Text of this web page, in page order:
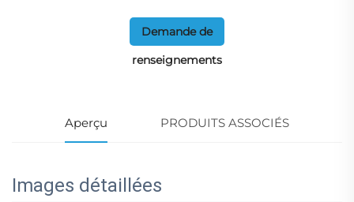
Demande de
renseignements
Aperçu PRODUITS ASSOCIÉS
Images détaillées